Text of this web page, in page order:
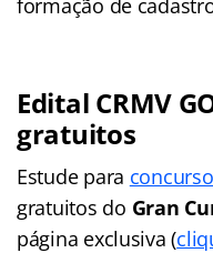
Edital CRMV
gratuitos
Estude para
gratuitos do Gran
página exclusiva (